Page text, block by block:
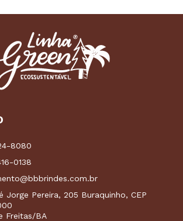
8080
0138
Jorge Pereira, 205 Buraquinho, CEP
Freitas/BA